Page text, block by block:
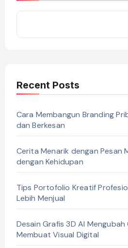
Recent Posts
Cara Membangun Branding
dan Berkesan
Cerita Menarik dengan Pesan
dengan Kehidupan
Tips Portofolio Kreatif
Lebih Menjual
Desain Grafis 3D AI
Membuat Visual Digital